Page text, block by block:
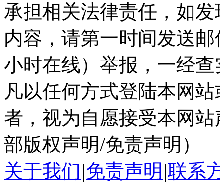
承担相关法律责任，如
内容，请第一时间发送邮
小时在线）举报，一经
凡以任何方式登陆本网
者，视为自愿接受本网
部版权声明/免责声明）
关于我们 |免责声明 |联系